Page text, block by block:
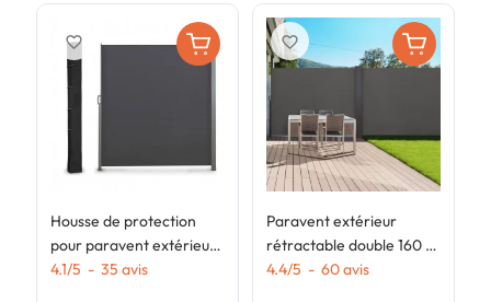
Housse de protection
pour paravent extérieur
H.200 CM
4.1/5 - 35 avis
favorite_border
Paravent extérieur
rétractable double 160 x
800 CM gris anthracite
4.4/5 - 60avis
favorite_border